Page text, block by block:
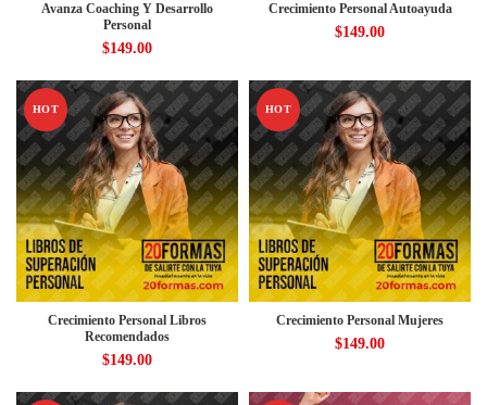
Avanza Coaching Y Desarrollo
Personal
$149.00
Crecimiento Personal Autoayuda
$149.00
HOT
Crecimiento Personal Libros
Recomendados
$149.00
HOT
Crecimiento Personal Mujeres
$149.00